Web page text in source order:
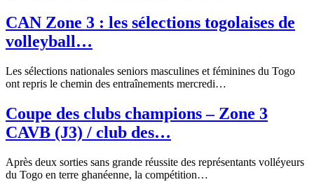
CAN Zone 3 : les sélections togolaises de
volleyball…
Les sélections nationales seniors masculines et féminines du Togo
ont repris le chemin des entraînements mercredi…
Coupe des clubs champions – Zone 3
CAVB (J3) / club des…
Après deux sorties sans grande réussite des représentants volléyeurs
du Togo en terre ghanéenne, la compétition…